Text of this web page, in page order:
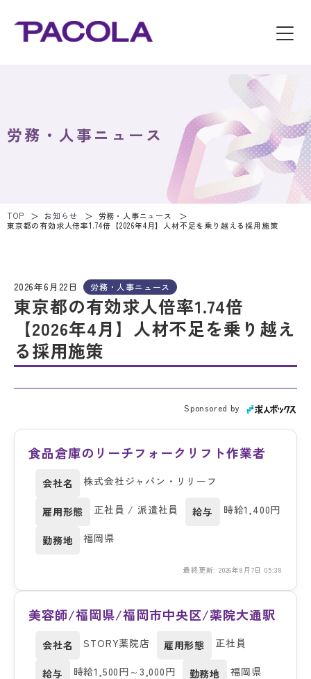
労務・人事ニュース
TOP お知らせ
労務・人事ニュース
東京都の有効求人倍率1.74倍【2026年4月】人材不足を乗り越える採用施策
2026年6月22日 労務・人事ニュース
東京都の有効求人倍率1.74倍
【2026年4月】人材不足を乗り越え
る採用施策
Sponsored by
食品倉庫のリーチフォークリフト作業者
会社名 株式会社ジャパン・リリーフ
雇用形態 正社員 / 派遣社員 給与 時給1,400円
勤務地 福岡県
最終更新: 2026年8月7日 05:38
美容師/福岡県/福岡市中央区/薬院大通駅
会社名 STORY薬院店 雇用形態 正社員
給与 時給1,500円～3,000円 勤務地 福岡県